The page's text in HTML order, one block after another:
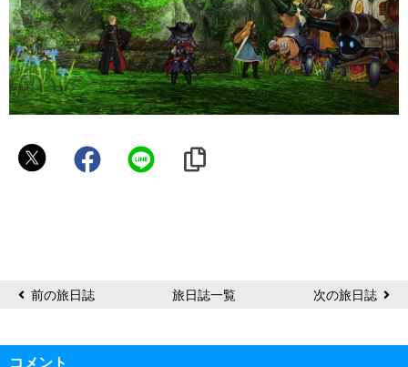
か
前の旅日誌 旅日誌一覧 次の旅日誌
コメント